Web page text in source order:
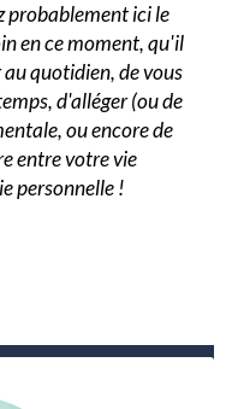
probablement ici le
en ce moment, qu'il
quotidien, de vous
d'alléger (ou de
ou encore de
entre votre vie
personnelle !